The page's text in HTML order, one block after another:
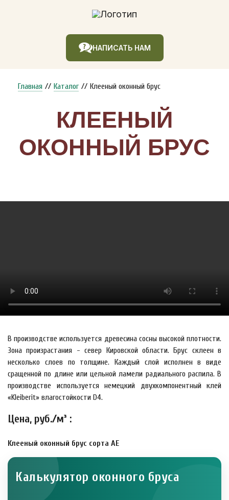
НАПИСАТЬ НАМ
Главная // Каталог // Клееный оконный брус
КЛЕЕНЫЙ
ОКОННЫЙ БРУС
В производстве используется древесина сосны высокой плотности.
Зона произрастания - север Кировской области. Брус склеен в
несколько слоев по толщине. Каждый слой исполнен в виде
сращенной по длине или цельной ламели радиального распила. В
производстве используется немецкий двухкомпонентный клей
«Kleiberit» влагостойкости D4.
Цена, руб./м³ :
Клееный оконный брус сорта АЕ
Калькулятор оконного бруса